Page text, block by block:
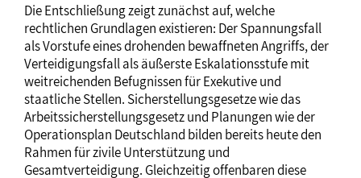
Die Entschließung zeigt zunächst auf, welche
rechtlichen Grundlagen existieren: Der Spannungsfall
als Vorstufe eines drohenden bewaffneten Angriffs, der
Verteidigungsfall als äußerste Eskalationsstufe mit
weitreichenden Befugnissen für Exekutive und
staatliche Stellen. Sicherstellungsgesetze wie das
Arbeitssicherstellungsgesetz und Planungen wie der
Operationsplan Deutschland bilden bereits heute den
Rahmen für zivile Unterstützung und
Gesamtverteidigung. Gleichzeitig offenbaren diese